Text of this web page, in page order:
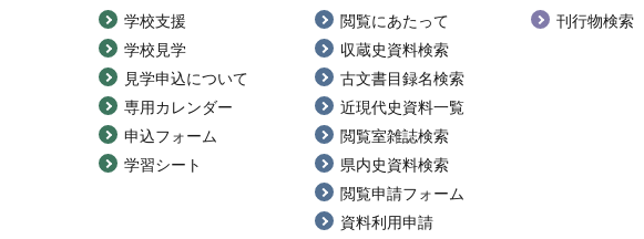
学校支援
学校見学
見学申込について
専用カレンダー
申込フォーム
学習シート
閲覧にあたって
収蔵史資料検索
古文書目録名検索
近現代史資料一覧
閲覧室雑誌検索
県内史資料検索
閲覧申請フォーム
資料利用申請
刊行物検索